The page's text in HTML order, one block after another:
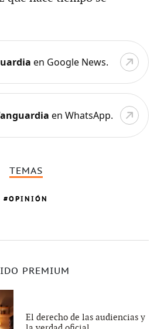
en Google News.
en WhatsApp.
TEMAS
OPINIÓN
PREMIUM
El derecho de las audiencias y